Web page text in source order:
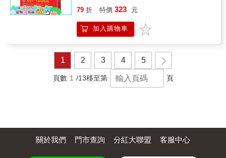
湯，而是「只要你掌握了市場需求，怎樣都可
以變出錢來」的規則，差別在於你抓得是否精
準、做得是否到位、錢賺得多或少而已，即使
最終我撐不下去，到時再回頭去就業市場找工
開始，對許多人來說就是一道門檻，而我，是
來幫忙拆門檻的人。 你也許從未接觸過商業思
維，從沒想過品牌需要個性與專屬色，沒想過
市場不變的需求是什麼，也不知道如何運用AI
巧的工具書，而是側重於你建立影響力的方法
論： -如何找到自己的內容定位？-要怎麼用AI
一本普通的行銷書，而是一份翻轉思維、挑戰
學的看法。」──約拿．博格（Jonah
Berger），華頓商學院教授、暢銷書《如何改
變一個人》作者「本書融合了行為科學和行銷
策略，引人入勝；對於任何渴望讓企業和品牌
長久成功的人來說，都是必讀之作。」──麥
可．普拉特（Michael Platt），華頓商學院神
經科學倡議主任、《領導者的大腦》（The
Leader’s Brain）作者「本書堪稱理解、運用大
Rajamannar），萬事達卡行銷長、暢銷書《量
子行銷》（Quantum Marketing）作者「我在安
贏在獲得多少的消費者強調以消費者需求為中
心的重要性，通過深入了解其行為、需求與心
理，為企業制定有效的營銷策略。Part 2：佔領
得到」我們的品牌。第四章 品牌：建立獨特的
形象探討品牌的核心定義及其在營銷中的作
用，解析如何通過品牌建設來增強市場競爭
力，以及如何讓品牌在消費者心中留下深刻印
第六章 品牌延伸：拓展不同戰場剖析品牌如何
通過進入新產品類別來開闢增量銷售戰場，且
調整，可以變換的面向多達七種： 利用時間
或縮小商品重量； 不改商品功能，改收費機
制、或換個更有利於自己的戰場； 借助其他公
司或顧客的力量（別單打獨鬥）。 只要改變其
中一個就夠。 ◎利用時間差、空間差，避開競
爭！ 某租車公司收費，只要市場行情的一半，
這樣就能賺？ 因為該公司利用「空間差」：把
營業店鋪設在加油站內，租車兼加油！ 一樣都
啡卻坐了好幾個小時，怎麼提升翻桌率？ 改計
時收費（收場地費），例如用餐時間只能兩小
時。 ◎過去有哪些服務，現在消失了？ 戶外露
成為自己理想中的成功人士而設計。 ●解鎖銷
售神話 ！想幹一番大事業，不必須做一隻好鬥
的、兇猛的軍犬。以相對平和的心態接受原原
自己的才智兌換成現金，並從其他品種的銷售
狗學會最好的銷售、心理和情緒技巧，成為領
域的領軍人物。 每個人內心都有一種「狗」的
特質每個人內心還都有一件珍寶本書試圖教你
成功，離不開銷售！想成為偉大領袖，都需要
79 折 特價 323 元
加入購物車
1 2 3 4 5
頁數 1 /13移至第 頁
關於我們 門市查詢 分紅大聯盟 客服中心